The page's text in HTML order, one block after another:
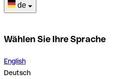
de
Wählen Sie Ihre Sprache
English
Deutsch